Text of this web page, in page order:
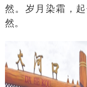
然。岁月染霜，
然。